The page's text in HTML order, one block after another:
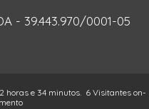
- 39.443.970/0001-05
horas e 34 minutos. 6 Visitantes on-